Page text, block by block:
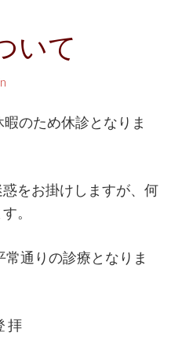
いて
のため休診となりま
をお掛けしますが、何
。
通りの診療となりま
拝